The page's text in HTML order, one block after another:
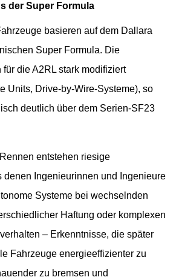
der Super Formula
basieren auf dem Dallara
Super Formula. Die
die A2RL stark modifiziert
Units, Drive-by-Wire-Systeme), so
deutlich über dem Serien-SF23
entstehen riesige
denen Ingenieurinnen und Ingenieure
Systeme bei wechselnden
Haftung oder komplexen
– Erkenntnisse, die später
Fahrzeuge energieeffizienter zu
zu bremsen und